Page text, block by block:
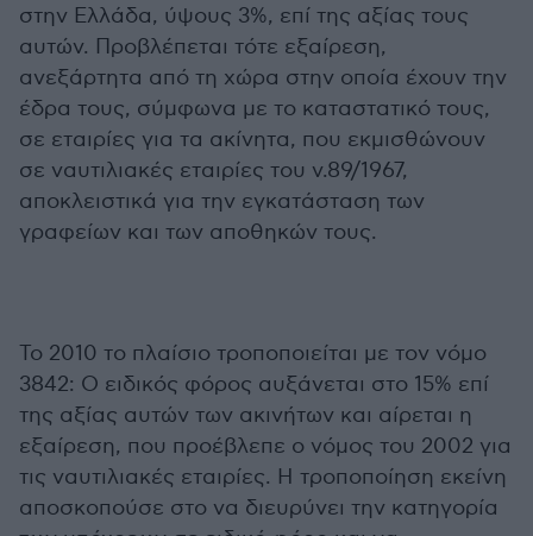
στην Ελλάδα, ύψους 3%, επί της αξίας τους
αυτών. Προβλέπεται τότε εξαίρεση,
ανεξάρτητα από τη χώρα στην οποία έχουν την
έδρα τους, σύμφωνα με το καταστατικό τους,
σε εταιρίες για τα ακίνητα, που εκμισθώνουν
σε ναυτιλιακές εταιρίες του ν.89/1967,
αποκλειστικά για την εγκατάσταση των
γραφείων και των αποθηκών τους.
Το 2010 το πλαίσιο τροποποιείται με τον νόμο
3842: Ο ειδικός φόρος αυξάνεται στο 15% επί
της αξίας αυτών των ακινήτων και αίρεται η
εξαίρεση, που προέβλεπε ο νόμος του 2002 για
τις ναυτιλιακές εταιρίες. Η τροποποίηση εκείνη
αποσκοπούσε στο να διευρύνει την κατηγορία